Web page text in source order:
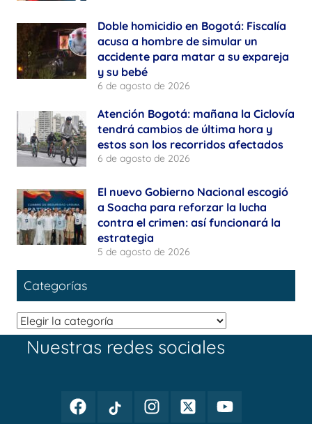
Doble homicidio en Bogotá: Fiscalía
acusa a hombre de simular un
accidente para matar a su expareja
y su bebé
6 de agosto de 2026
Atención Bogotá: mañana la Ciclovía
tendrá cambios de última hora y
estos son los recorridos afectados
6 de agosto de 2026
El nuevo Gobierno Nacional escogió
a Soacha para reforzar la lucha
contra el crimen: así funcionará la
estrategia
5 de agosto de 2026
Categorías
Categorías
Nuestras redes sociales
FacebookTikTok
InstagramTwitterYoutube